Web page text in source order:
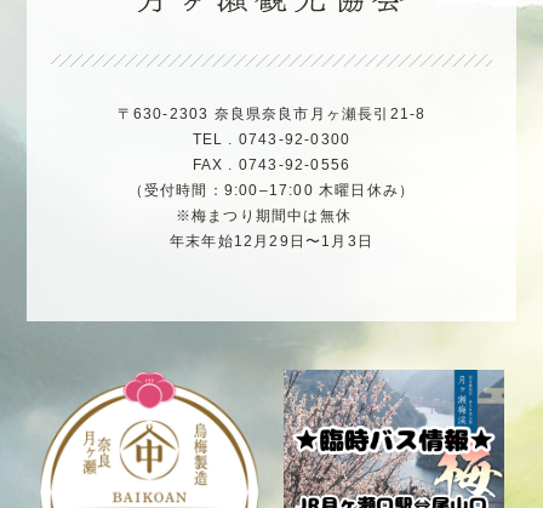
〒630-2303 奈良県奈良市月ヶ瀬長引21-8
TEL . 0743-92-0300
FAX . 0743-92-0556
（受付時間：9:00–17:00 木曜日休み）
※梅まつり期間中は無休
年末年始12月29日〜1月3日